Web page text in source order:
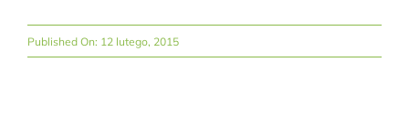
Published On: 12 lutego, 2015